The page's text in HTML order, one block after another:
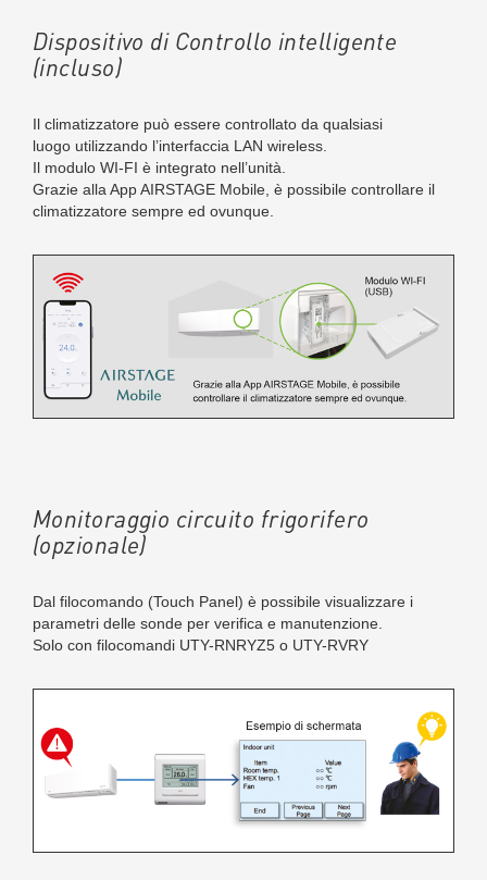
Dispositivo di Controllo intelligente
(incluso)
Il climatizzatore può essere controllato da qualsiasi
luogo utilizzando l’interfaccia LAN wireless.
Il modulo WI-FI è integrato nell’unità.
Grazie alla App AIRSTAGE Mobile, è possibile controllare il
climatizzatore sempre ed ovunque.
Monitoraggio circuito frigorifero
(opzionale)
Dal filocomando (Touch Panel) è possibile visualizzare i
parametri delle sonde per verifica e manutenzione.
Solo con filocomandi UTY-RNRYZ5 o UTY-RVRY